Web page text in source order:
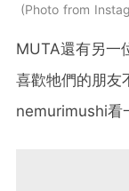
Photo from
MUTA還有另一
喜歡牠們的朋友
nemurimushi看